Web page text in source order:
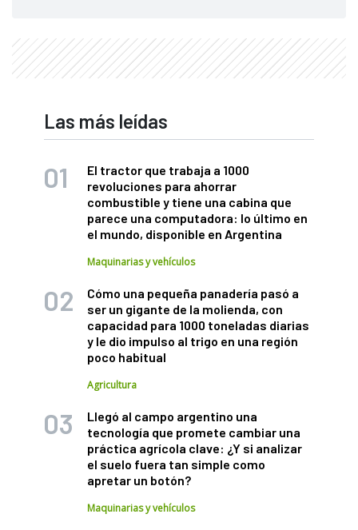
Las más leídas
El tractor que trabaja a 1000
revoluciones para ahorrar
combustible y tiene una cabina que
parece una computadora: lo último en
el mundo, disponible en Argentina
Maquinarias y vehículos
Cómo una pequeña panadería pasó a
ser un gigante de la molienda, con
capacidad para 1000 toneladas diarias
y le dio impulso al trigo en una región
poco habitual
Agricultura
Llegó al campo argentino una
tecnología que promete cambiar una
práctica agrícola clave: ¿Y si analizar
el suelo fuera tan simple como
apretar un botón?
Maquinarias y vehículos